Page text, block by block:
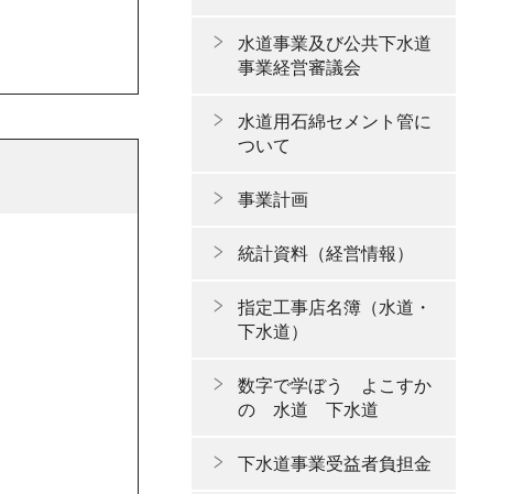
水道事業及び公共下水道
事業経営審議会
水道用石綿セメント管に
ついて
事業計画
統計資料（経営情報）
指定工事店名簿（水道・
下水道）
数字で学ぼう よこすか
の 水道 下水道
下水道事業受益者負担金